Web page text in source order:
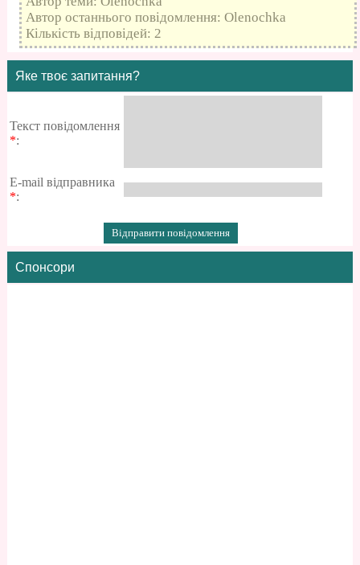
Автор останнього повідомлення: Olenochka
Кількість відповідей: 2
Яке твоє запитання?
Текст повідомлення
*:
E-mail відправника
*:
Спонсори